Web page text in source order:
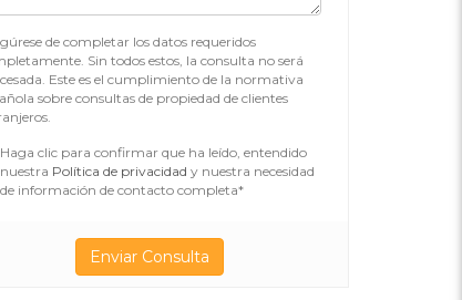
de completar los datos requeridos
Sin todos estos, la consulta no será
Este es el cumplimiento de la normativa
sobre consultas de propiedad de clientes
Haga clic para confirmar que ha leído, entendido
nuestra Política de privacidad y nuestra necesidad
de información de contacto completa*